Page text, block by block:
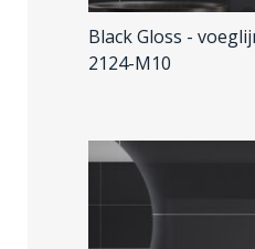
Black Gloss -
2124-M10